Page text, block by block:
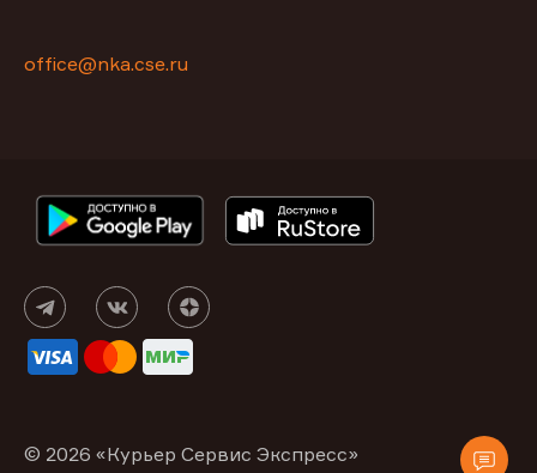
office@nka.cse.ru
© 2026 «Курьер Сервис Экспресс»